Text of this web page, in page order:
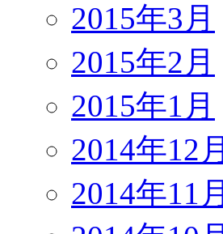
2015年3月
2015年2月
2015年1月
2014年12月
2014年11月